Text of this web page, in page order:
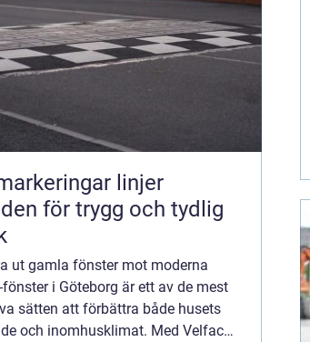
linjer
för trygg och tydlig
ut gamla fönster mot moderna
i Göteborg är ett av de mest
sätten att förbättra både husets
och inomhusklimat. Med Velfac